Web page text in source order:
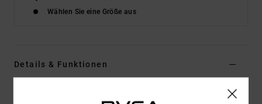
Wählen Sie eine Größe aus
Details & Funktionen